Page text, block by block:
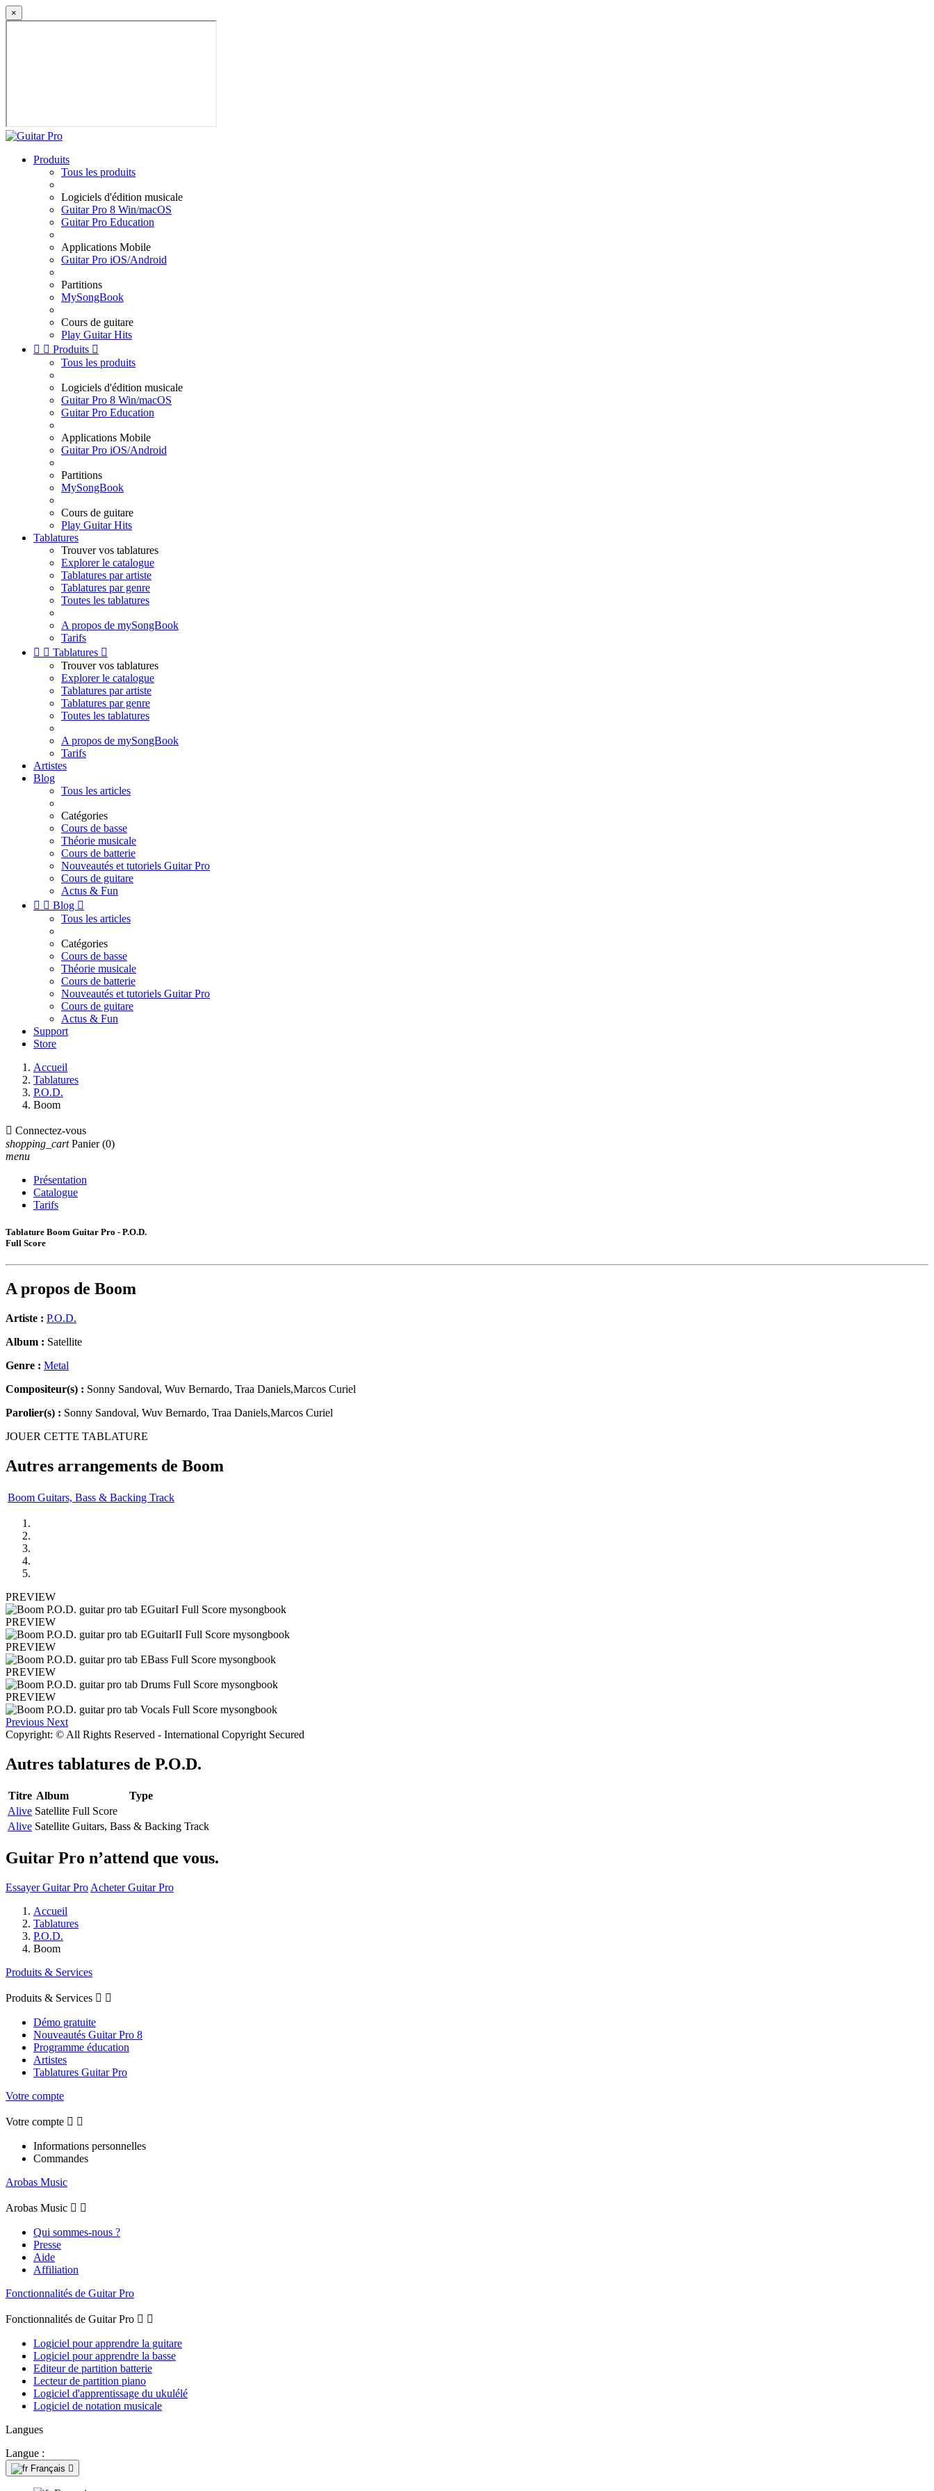
×
Produits
Tous les produits
Logiciels d'édition musicale
Guitar Pro 8 Win/macOS
Guitar Pro Education
Applications Mobile
Guitar Pro iOS/Android
Partitions
MySongBook
Cours de guitare
Play Guitar Hits
  Produits 
Tous les produits
Logiciels d'édition musicale
Guitar Pro 8 Win/macOS
Guitar Pro Education
Applications Mobile
Guitar Pro iOS/Android
Partitions
MySongBook
Cours de guitare
Play Guitar Hits
Tablatures
Trouver vos tablatures
Explorer le catalogue
Tablatures par artiste
Tablatures par genre
Toutes les tablatures
A propos de mySongBook
Tarifs
  Tablatures 
Trouver vos tablatures
Explorer le catalogue
Tablatures par artiste
Tablatures par genre
Toutes les tablatures
A propos de mySongBook
Tarifs
Artistes
Blog
Tous les articles
Catégories
Cours de basse
Théorie musicale
Cours de batterie
Nouveautés et tutoriels Guitar Pro
Cours de guitare
Actus & Fun
  Blog 
Tous les articles
Catégories
Cours de basse
Théorie musicale
Cours de batterie
Nouveautés et tutoriels Guitar Pro
Cours de guitare
Actus & Fun
Support
Store
Accueil
Tablatures
P.O.D.
Boom
 Connectez-vous
shopping_cart Panier (0)
menu
Présentation
Catalogue
Tarifs
Tablature Boom Guitar Pro - P.O.D.
Full Score
A propos de Boom
Artiste : P.O.D.
Album : Satellite
Genre : Metal
Compositeur(s) : Sonny Sandoval, Wuv Bernardo, Traa Daniels,Marcos Curiel
Parolier(s) : Sonny Sandoval, Wuv Bernardo, Traa Daniels,Marcos Curiel
JOUER CETTE TABLATURE
Autres arrangements de Boom
Boom Guitars, Bass & Backing Track
PREVIEW
PREVIEW
PREVIEW
PREVIEW
PREVIEW
Previous Next
Copyright: © All Rights Reserved - International Copyright Secured
Autres tablatures de P.O.D.
Titre Album
Type
Alive Satellite Full Score
Alive Satellite Guitars, Bass & Backing Track
Guitar Pro n’attend que vous.
Essayer Guitar Pro Acheter Guitar Pro
Accueil
Tablatures
P.O.D.
Boom
Produits & Services
Produits & Services  
Démo gratuite
Nouveautés Guitar Pro 8
Programme éducation
Artistes
Tablatures Guitar Pro
Votre compte
Votre compte  
Informations personnelles
Commandes
Arobas Music
Arobas Music  
Qui sommes-nous ?
Presse
Aide
Affiliation
Fonctionnalités de Guitar Pro
Fonctionnalités de Guitar Pro  
Logiciel pour apprendre la guitare
Logiciel pour apprendre la basse
Editeur de partition batterie
Lecteur de partition piano
Logiciel d'apprentissage du ukulélé
Logiciel de notation musicale
Langues
Langue :
Français 